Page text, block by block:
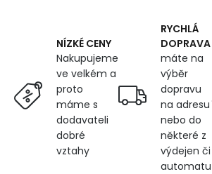
NÍZKÉ CENY
Nakupujeme
ve velkém a
proto
máme s
dodavateli
dobré
vztahy
RYCHLÁ
DOPRAVA
máte na
výběr
dopravu
na adresu
nebo do
některé z
výdejen či
automatu